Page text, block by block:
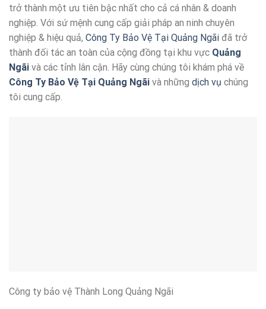
trở thành một ưu tiên bậc nhất cho cả cá nhân & doanh
nghiệp. Với sứ mệnh cung cấp giải pháp an ninh chuyên
nghiệp & hiệu quả, Công Ty Bảo Vệ Tại Quảng Ngãi đã trở
thành đối tác an toàn của cộng đồng tại khu vực Quảng
Ngãi và các tỉnh lân cận. Hãy cùng chúng tôi khám phá về
Công Ty Bảo Vệ Tại Quảng Ngãi và những dịch vụ chúng
tôi cung cấp.
Công ty bảo vệ Thành Long Quảng Ngãi